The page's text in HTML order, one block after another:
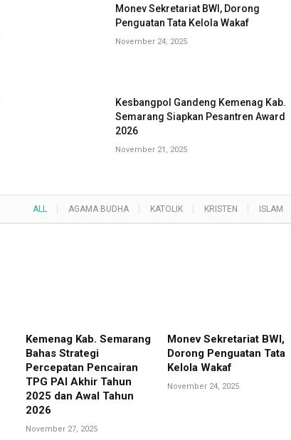
Monev Sekretariat BWI, Dorong
Penguatan Tata Kelola Wakaf
November 24, 2025
Kesbangpol Gandeng Kemenag Kab.
Semarang Siapkan Pesantren Award
2026
November 21, 2025
ALL AGAMA BUDHA KATOLIK KRISTEN ISLAM
Kemenag Kab. Semarang
Bahas Strategi
Percepatan Pencairan
TPG PAI Akhir Tahun
2025 dan Awal Tahun
2026
November 27, 2025
Monev Sekretariat BWI,
Dorong Penguatan Tata
Kelola Wakaf
November 24, 2025